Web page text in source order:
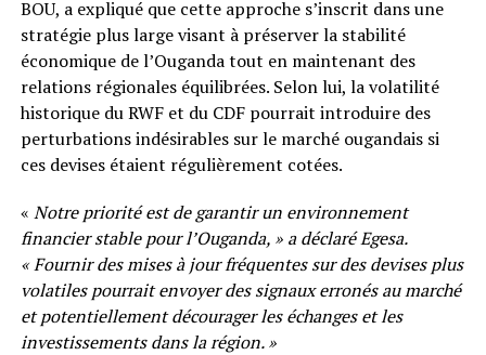
BOU, a expliqué que cette approche s’inscrit dans une
stratégie plus large visant à préserver la stabilité
économique de l’Ouganda tout en maintenant des
relations régionales équilibrées. Selon lui, la volatilité
historique du RWF et du CDF pourrait introduire des
perturbations indésirables sur le marché ougandais si
ces devises étaient régulièrement cotées.
« Notre priorité est de garantir un environnement
financier stable pour l’Ouganda, » a déclaré Egesa.
« Fournir des mises à jour fréquentes sur des devises plus
volatiles pourrait envoyer des signaux erronés au marché
et potentiellement décourager les échanges et les
investissements dans la région. »